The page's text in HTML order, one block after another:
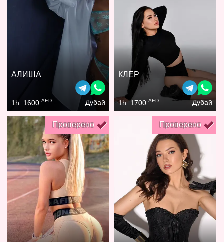
АЛИША
1h: 1600 AED Дубай
КЛЕР
1h: 1700 AED Дубай
Проверено Проверено